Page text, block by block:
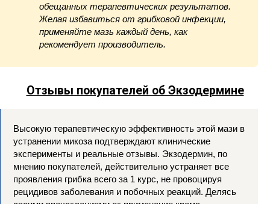
обещанных терапевтических результатов.
Желая избавиться от грибковой инфекции,
применяйте мазь каждый день, как
рекомендует производитель.
Отзывы покупателей об Экзодермине
Высокую терапевтическую эффективность этой мази в
устранении микоза подтверждают клинические
эксперименты и реальные отзывы. Экзодермин, по
мнению покупателей, действительно устраняет все
проявления грибка всего за 1 курс, не провоцируя
рецидивов заболевания и побочных реакций. Делясь